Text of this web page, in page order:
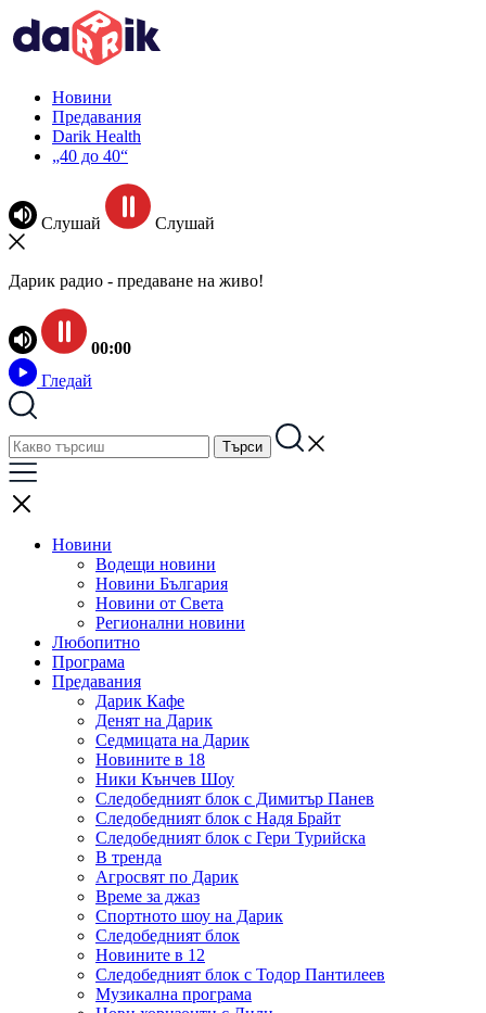
Новини
Предавания
Darik Health
„40 до 40“
Слушай Слушай
Дарик радио - предаване на живо!
00:00
Гледай
Новини
Водещи новини
Новини България
Новини от Света
Регионални новини
Любопитно
Програма
Предавания
Дарик Кафе
Денят на Дарик
Седмицата на Дарик
Новините в 18
Ники Кънчев Шоу
Следобедният блок с Димитър Панев
Следобедният блок с Надя Брайт
Следобедният блок с Гери Турийска
В тренда
Агросвят по Дарик
Време за джаз
Спортното шоу на Дарик
Следобедният блок
Новините в 12
Следобедният блок с Тодор Пантилеев
Музикална програма